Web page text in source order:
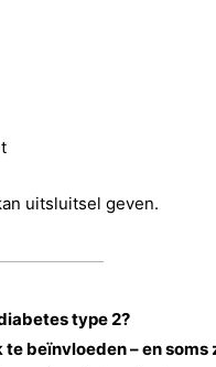
uitsluitsel geven.
type 2?
beïnvloeden – en soms